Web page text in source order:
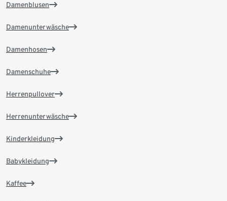
Damenblusen
Damenunterwäsche
Damenhosen
Damenschuhe
Herrenpullover
Herrenunterwäsche
Kinderkleidung
Babykleidung
Kaffee